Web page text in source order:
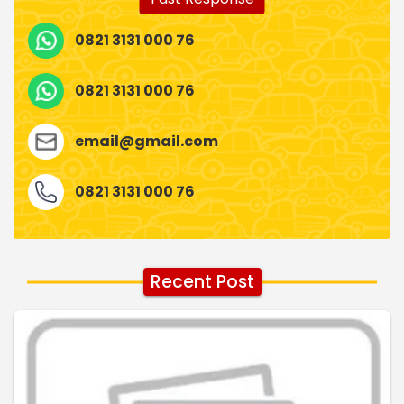
0821 3131 000 76
0821 3131 000 76
email@gmail.com
0821 3131 000 76
Recent Post